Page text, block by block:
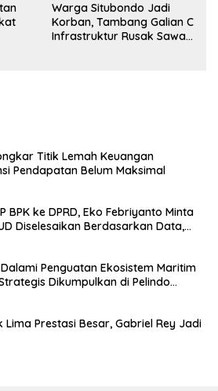
Warga Situbondo Jadi
Korban, Tambang Galian C
Infrastruktur Rusak Sawah
Titik Lemah Keuangan
Pendapatan Belum Maksimal
BPK ke DPRD, Eko Febriyanto Minta
Diselesaikan Berdasarkan Data,
Dalami Penguatan Ekosistem Maritim
Dikumpulkan di Pelindo
Lima Prestasi Besar, Gabriel Rey Jadi